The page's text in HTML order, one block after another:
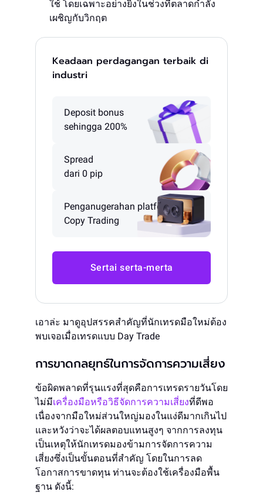
ใช้ โดยเฉพาะอย่างยิ่งในช่วงที่ตลาดกำลัง
เผชิญกับวิกฤต
Keadaan perdagangan terbaik di
industri
Deposit bonus
sehingga 200%
Spread
dari 0 pip
Penganugerahan platform
Copy Trading
Sertai serta-merta
เอาล่ะ มาดูอุปสรรคสำคัญที่นักเทรดมือใหม่ต้อง
พบเจอเมื่อเทรดแบบ Day Trade
การขาดกลยุทธ์ในการจัดการความเสี่ยง
ข้อผิดพลาดที่รุนแรงที่สุดคือการเทรดรายวันโดย
ไม่มีเครื่องมือหรือวิธีจัดการความเสี่ยงที่ดีพอ
เนื่องจากมือใหม่ส่วนใหญ่มองในแง่ดีมากเกินไป
และหวังว่าจะได้ผลตอบแทนสูงๆ จากการลงทุน
เป็นเหตุให้นักเทรดมองข้ามการจัดการความ
เสี่ยงซึ่งเป็นขั้นตอนที่สำคัญ โดยในการลด
โอกาสการขาดทุน ท่านจะต้องใช้เครื่องมือพื้น
ฐาน ดังนี้: